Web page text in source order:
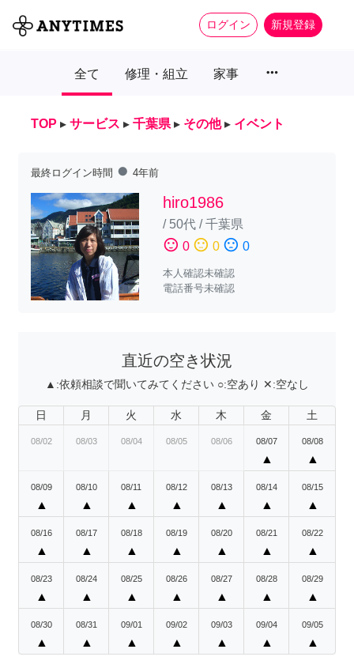
ログイン 新規登録
全て 修理・組立 家事 more_horiz
TOP ▸ サービス ▸ 千葉県 ▸ その他 ▸ イベント
最終ログイン時間 fiber_manual_record 4年前
hiro1986
/ 50代/千葉県
sentiment_satisfied 0 sentiment_neutral 0 sentiment_dissatisfied 0
本人確認未確認
電話番号未確認
直近の空き状況
▲:依頼相談で聞いてみてください ○:空あり ✕:空なし
日 月 火 水 木 金 土
08/02 08/03 08/04 08/05 08/06 08/07
▲
08/08
▲
08/09
▲
08/10
▲
08/11
▲
08/12
▲
08/13
▲
08/14
▲
08/15
▲
08/16
▲
08/17
▲
08/18
▲
08/19
▲
08/20
▲
08/21
▲
08/22
▲
08/23
▲
08/24
▲
08/25
▲
08/26
▲
08/27
▲
08/28
▲
08/29
▲
08/30
▲
08/31
▲
09/01
▲
09/02
▲
09/03
▲
09/04
▲
09/05
▲